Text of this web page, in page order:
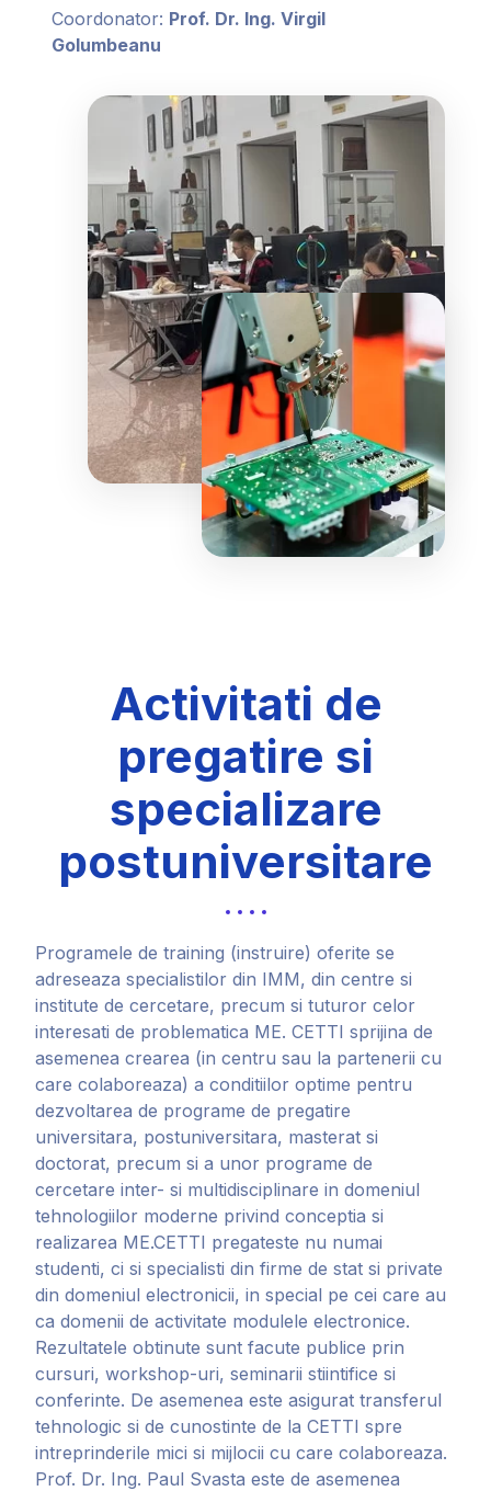
Coordonator: Prof. Dr. Ing. Virgil
Golumbeanu
Activitati de
pregatire si
specializare
postuniversitare
Programele de training (instruire) oferite se
adreseaza specialistilor din IMM, din centre si
institute de cercetare, precum si tuturor celor
interesati de problematica ME. CETTI sprijina de
asemenea crearea (in centru sau la partenerii cu
care colaboreaza) a conditiilor optime pentru
dezvoltarea de programe de pregatire
universitara, postuniversitara, masterat si
doctorat, precum si a unor programe de
cercetare inter- si multidisciplinare in domeniul
tehnologiilor moderne privind conceptia si
realizarea ME.CETTI pregateste nu numai
studenti, ci si specialisti din firme de stat si private
din domeniul electronicii, in special pe cei care au
ca domenii de activitate modulele electronice.
Rezultatele obtinute sunt facute publice prin
cursuri, workshop-uri, seminarii stiintifice si
conferinte. De asemenea este asigurat transferul
tehnologic si de cunostinte de la CETTI spre
intreprinderile mici si mijlocii cu care colaboreaza.
Prof. Dr. Ing. Paul Svasta este de asemenea